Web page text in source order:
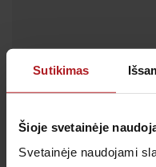
Sutikimas
Šioje svetainėje
Svetainėje naudojami